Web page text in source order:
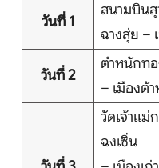
หน้าแรก
ทัวร์ต่างประเทศ
วันที่ 1
สนามบิน
ฉางสุ่ย –
วันที่ 2
ตำหนักท
– เมืองต้
วัดเจ้าแม่
ฉงเซิ่น